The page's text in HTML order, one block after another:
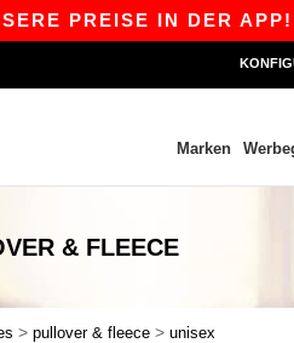
IN DER APP!|
Marken
& FLEECE
> pullover & fleece > unisex